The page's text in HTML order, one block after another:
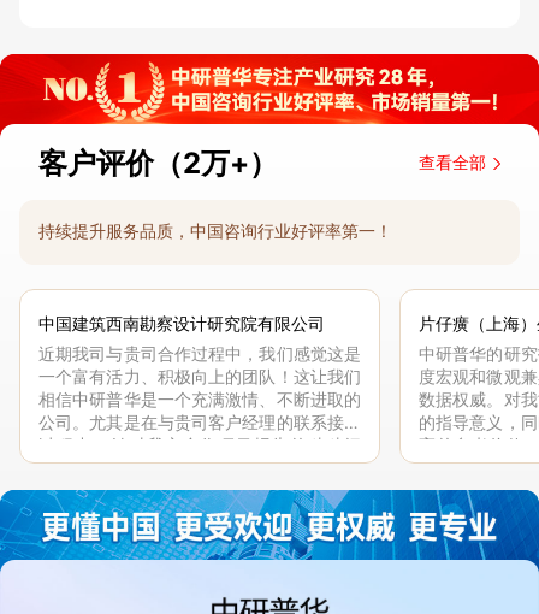
客户评价（2万+） 查看全部
持续提升服务品质，中国咨询行业好评率第一！
中国建筑西南勘察设计研究院有限公司
近期我司与贵司合作过程中，我们感觉这是
一个富有活力、积极向上的团队！这让我们
相信中研普华是一个充满激情、不断进取的
公司。尤其是在与贵司客户经理的联系接洽
过程中，针对我方合作项目报告的种种细
节，及时细致缜密地协助与项目部沟通、探
讨和完善...
片仔癀（上海
中研普华的研
度宏观和微观
数据权威。对
的指导意义，
高的参考价值
体化”服务和行
司继续...